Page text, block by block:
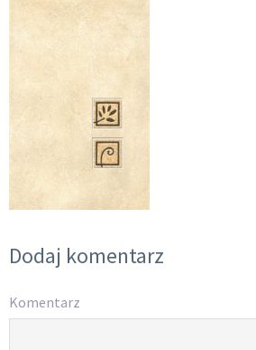
Dodaj komentarz
Komentarz